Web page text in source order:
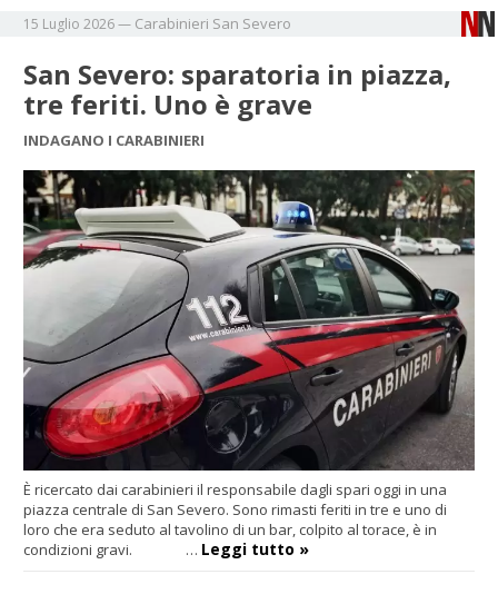
15 Luglio 2026— Carabinieri San Severo
San Severo: sparatoria in piazza,
tre feriti. Uno è grave
INDAGANO I CARABINIERI
È ricercato dai carabinieri il responsabile dagli spari oggi in una
piazza centrale di San Severo. Sono rimasti feriti in tre e uno di
loro che era seduto al tavolino di un bar, colpito al torace, è in
condizioni gravi. … Leggi tutto »